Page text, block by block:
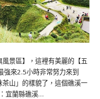
景區】，這裡有美麗的【五
強來2.5小時非常努力來到
茶山」的樣貌了，這個礁溪一
宜蘭縣礁溪…